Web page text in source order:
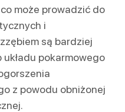
może prowadzić do
i
są bardziej
pokarmowego
z powodu obniżonej